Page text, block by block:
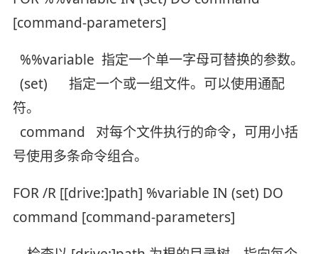
[command-parameters]
%%variable 指定一个单一字母可替换的参数。
(set) 指定一个或一组文件。可以使用通配
符。
command 对每个文件执行的命令，可用小括
号使用多条命令组合。
FOR /R [[drive:]path] %variable IN (set) DO
command [command-parameters]